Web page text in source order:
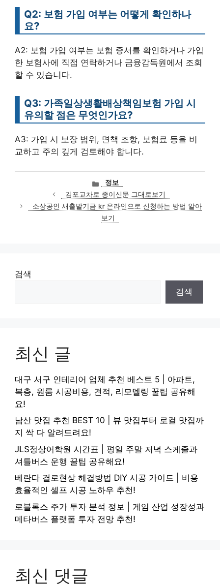
Q2: 보험 가입 여부는 어떻게 확인하나
요?
A2: 보험 가입 여부는 보험 증서를 확인하거나 가입
한 보험사에 직접 연락하거나 금융감독원에서 조회
할 수 있습니다.
Q3: 가족일상생활배상책임보험 가입 시
유의할 점은 무엇인가요?
A3: 가입 시 보장 범위, 면책 조항, 보험료 등을 비
교하고 주의 깊게 검토해야 합니다.
카
테
고
리
정보
김포교차로 종이신문 그대로보기
소상공인 새출발기금 kr 온라인으로 신청하는 방법 알아
보기
검색
검색
최신 글
대구 서구 인테리어 업체 추천 베스트 5 | 아파트,
복층, 원룸 시공비용, 견적, 리모델링 꿀팁 공유해
요!
남산 맛집 추천 BEST 10 | 뷰 맛집부터 로컬 맛집까
지 싹 다 알려드려요!
JLS정상어학원 시간표 | 평일 주말 저녁 스케줄과
셔틀버스 운행 꿀팁 공유해요!
베란다 결로현상 해결방법 DIY 시공 가이드 | 비용
효율적인 셀프 시공 노하우 추천!
로블록스 주가 투자 분석 정보 | 게임 산업 성장성과
메타버스 플랫폼 투자 전망 추천!
최신 댓글